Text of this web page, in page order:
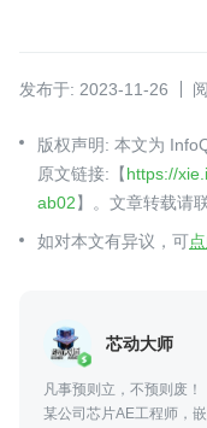
发布于: 2023-11-26
版权声明: 本文为
原文链接:【https://
ab02】。文章转载请
如对本文有异议，可
芯动大师
凡事预则立，不预则废！
某公司芯片AE工程师，